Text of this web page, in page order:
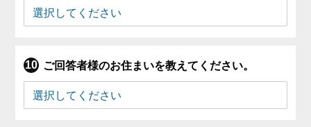
ご回答者様のお住まいを教えてください。